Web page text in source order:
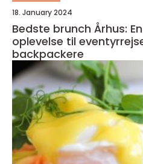
18. January 2024
Bedste brunch Århus:
oplevelse til
backpackere